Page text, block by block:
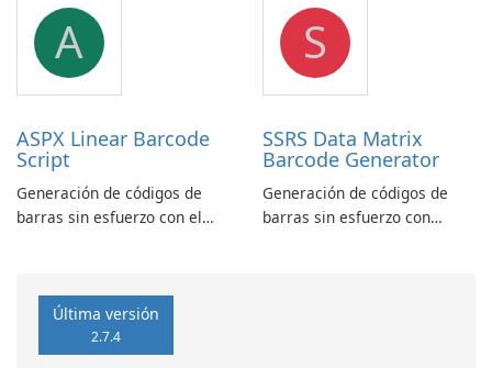
A
ASPX Linear Barcode
Script
Generación de códigos de
barras sin esfuerzo con el
S
SSRS Data Matrix
Barcode Generator
Generación de códigos de
barras sin esfuerzo con
Última versión
2.7.4